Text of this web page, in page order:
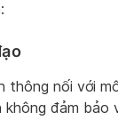
thông nối với
không đảm bảo